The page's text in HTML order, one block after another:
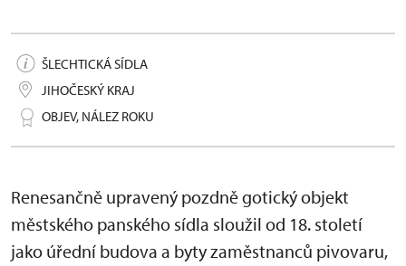
ŠLECHTICKÁ SÍDLA
JIHOČESKÝ KRAJ
OBJEV, NÁLEZ ROKU
Renesančně upravený pozdně gotický objekt
městského panského sídla sloužil od 18. století
jako úřední budova a byty zaměstnanců pivovaru,